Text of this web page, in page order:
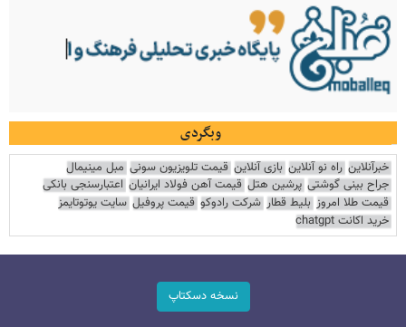
وبگردی
خبرآنلاین راه نو آنلاین بازی آنلاین قیمت تلویزیون سونی مبل مینیمال
جراح بینی گوشتی پرشین هتل قیمت آهن فولاد ایرانیان اعتبارسنجی بانکی
قیمت طلا امروز بلیط قطار شرکت رادوکو قیمت پروفیل سایت یوتوتایمز
خرید اکانت chatgpt
نسخه دسکتاپ